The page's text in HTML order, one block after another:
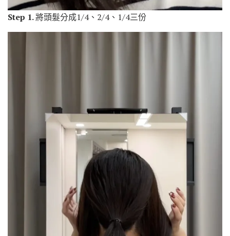
Step 1.將頭髮分成1/4、2/4、1/4三份